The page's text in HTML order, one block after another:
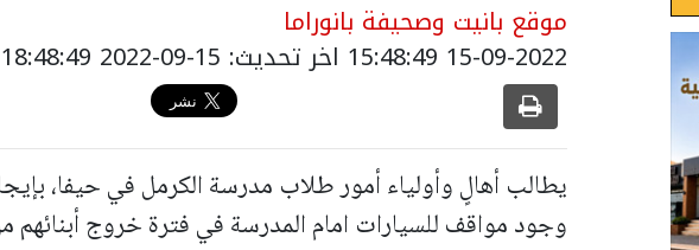
موقع بانيت وصحيفة بانوراما
15-09-2022 15:48:49 اخر تحديث: 15-09-2022 18:48:49
يطالب أهالٍ وأولياء أمور طلاب مدرسة الكرمل في حيفا،
وجود مواقف للسيارات امام المدرسة في فترة خروج أبنائهم